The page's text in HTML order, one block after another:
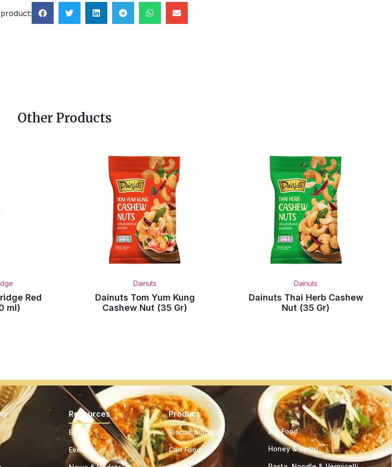
Other Products
Red
ml)
Dainuts
Dainuts Tom Yum Kung
Cashew Nut (35 Gr)
Dainuts
Dainuts Thai Herb Cashew
Nut (35 Gr)
Resources
Blog
Events
Product
Biscuit & Snack
Can Food
Product
Dry Food
Honey & Syrup